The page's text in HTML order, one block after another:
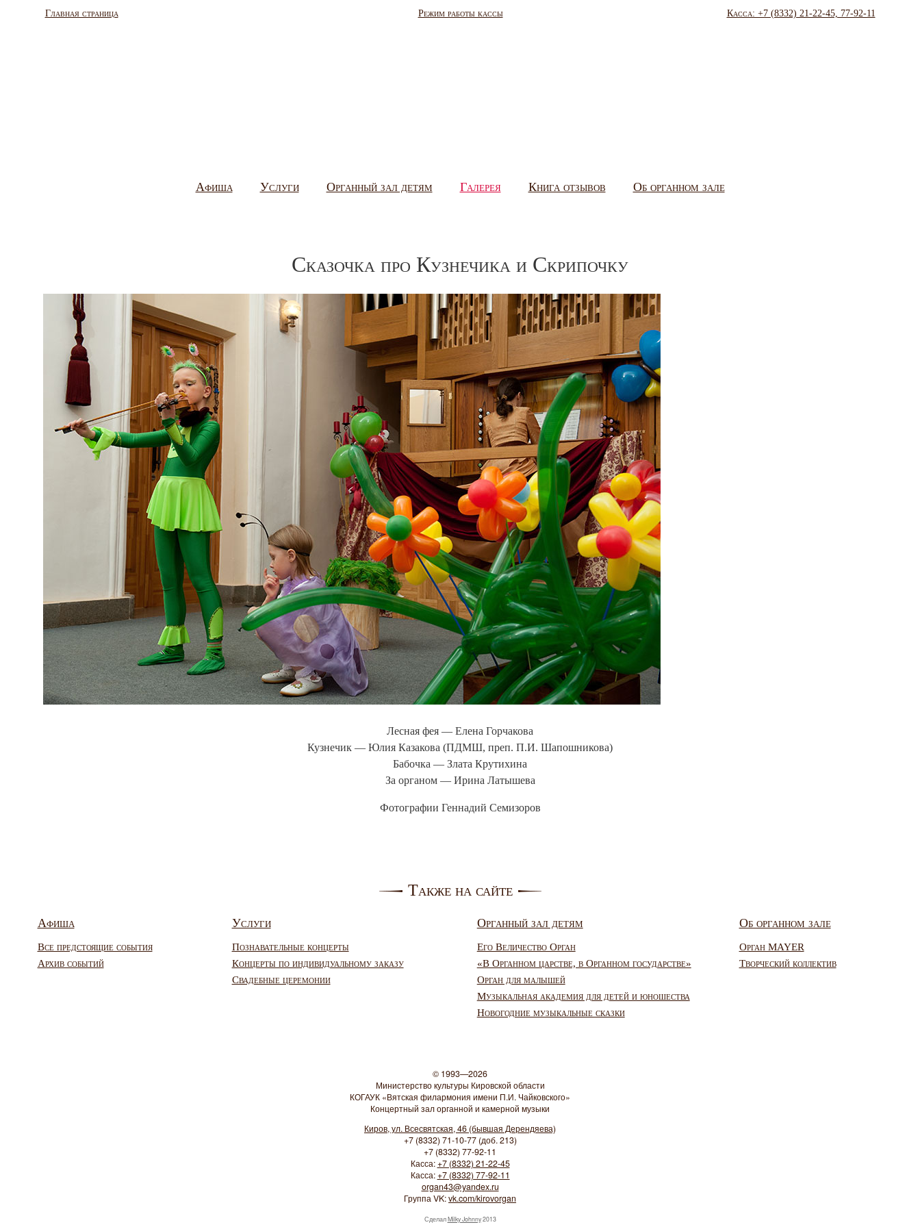
Главная страница Режим работы кассы Касса: +7 (8332) 21-22-45, 77-92-11
Афиша Услуги Органный зал детям Галерея Книга отзывов Об органном зале
Сказочка про Кузнечика и Скрипочку
Лесная фея — Елена Горчакова
Кузнечик — Юлия Казакова (ПДМШ, преп. П.И. Шапошникова)
Бабочка — Злата Крутихина
За органом — Ирина Латышева
Фотографии Геннадий Семизоров
Также на сайте
Афиша
Все предстоящие события
Архив событий
Услуги
Познавательные концерты
Концерты по индивидуальному заказу
Свадебные церемонии
Органный зал детям
Его Величество Орган
«В Органном царстве, в Органном государстве»
Орган для малышей
Музыкальная академия для детей и юношества
Новогодние музыкальные сказки
Об органном зале
Орган MAYER
Творческий коллектив
© 1993—2026
Министерство культуры Кировской области
КОГАУК «Вятская филармония имени П.И. Чайковского»
Концертный зал органной и камерной музыки
Киров, ул. Всесвятская, 46 (бывшая Дерендяева)
+7 (8332) 71-10-77 (доб. 213)
+7 (8332) 77-92-11
Касса:+7 (8332) 21-22-45
Касса:+7 (8332) 77-92-11
organ43@yandex.ru
Группа VK:vk.com/kirovorgan
СделалMilky Johnny2013